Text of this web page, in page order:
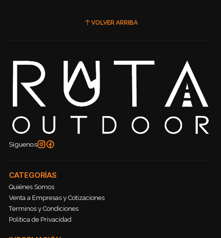
VOLVER ARRIBA
Síguenos
CATEGORÍAS
Quiénes Somos
Venta a Empresas y Cotizaciones
Terminos y Condiciones
Política de Privacidad